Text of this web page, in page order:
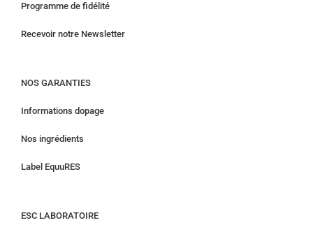
Programme de fidélité
Recevoir notre Newsletter
NOS GARANTIES
Informations dopage
Nos ingrédients
Label EquuRES
ESC LABORATOIRE